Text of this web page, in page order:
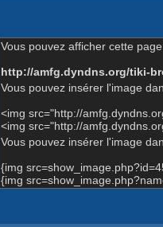
Vous pouvez afficher cette
http://amfg.dyndns.org/tiki-
Vous pouvez insérer l'image
<img src="http://
<img src="http://
Vous pouvez insérer l'image
{img
{img